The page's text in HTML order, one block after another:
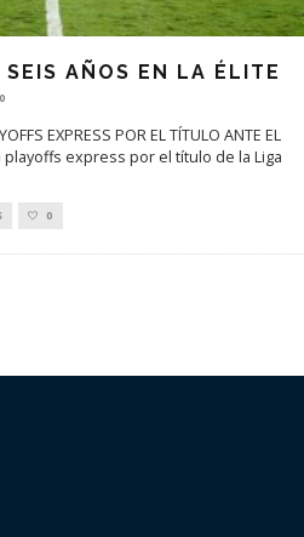
AÑOS EN LA ÉLITE
EXPRESS POR EL TÍTULO ANTE EL
playoffs express por el título de la Liga
0